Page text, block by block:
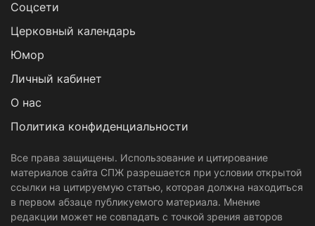
Cоцсети
Церковный календарь
Юмор
Личный кабинет
О нас
Политика конфиденциальности
Все права защищены. Использование и цитирование
материалов сайта СПЖ разрешается при условии открытой
ссылки на цитируемую статью, которая должна находиться
в первом абзаце публикуемого материала. Мнение
редакции может не совпадать с точкой зрения авторов